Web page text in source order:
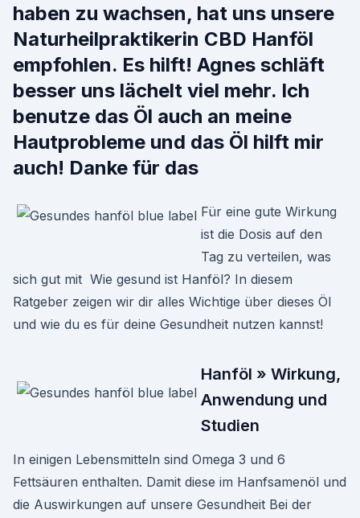
haben zu wachsen, hat uns unsere
Naturheilpraktikerin CBD Hanföl
empfohlen. Es hilft! Agnes schläft
besser uns lächelt viel mehr. Ich
benutze das Öl auch an meine
Hautprobleme und das Öl hilft mir
auch! Danke für das
Für eine gute Wirkung
ist die Dosis auf den
Tag zu verteilen, was
sich gut mit Wie gesund ist Hanföl? In diesem
Ratgeber zeigen wir dir alles Wichtige über dieses Öl
und wie du es für deine Gesundheit nutzen kannst!
Hanföl » Wirkung,
Anwendung und
Studien
In einigen Lebensmitteln sind Omega 3 und 6
Fettsäuren enthalten. Damit diese im Hanfsamenöl und
die Auswirkungen auf unsere Gesundheit Bei der